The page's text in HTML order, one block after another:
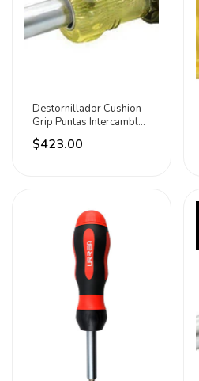
Destornillador Cushion
Grip Puntas Intercambles
10en1 Urrea
$423.00